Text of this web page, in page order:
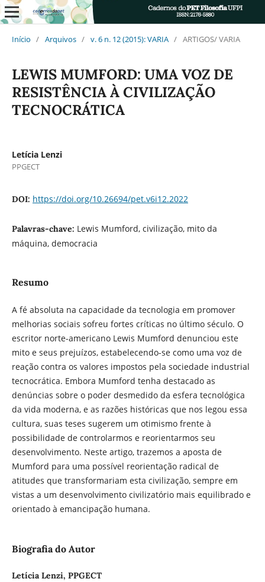
Início / Arquivos / v. 6 n. 12 (2015): VARIA / ARTIGOS/ VARIA
LEWIS MUMFORD: UMA VOZ DE
RESISTÊNCIA À CIVILIZAÇÃO
TECNOCRÁTICA
Letícia Lenzi
PPGECT
DOI: https://doi.org/10.26694/pet.v6i12.2022
Palavras-chave: Lewis Mumford, civilização, mito da
máquina, democracia
Resumo
A fé absoluta na capacidade da tecnologia em promover
melhorias sociais sofreu fortes críticas no último século. O
escritor norte-americano Lewis Mumford denunciou este
mito e seus prejuízos, estabelecendo-se como uma voz de
reação contra os valores impostos pela sociedade industrial
tecnocrática. Embora Mumford tenha destacado as
denúncias sobre o poder desmedido da esfera tecnológica
da vida moderna, e as razões históricas que nos legou essa
cultura, suas teses sugerem um otimismo frente à
possibilidade de controlarmos e reorientarmos seu
desenvolvimento. Neste artigo, trazemos a aposta de
Mumford para uma possível reorientação radical de
atitudes que transformariam esta civilização, sempre em
vistas a um desenvolvimento civilizatório mais equilibrado e
orientado à emancipação humana.
Biografia do Autor
Letícia Lenzi, PPGECT